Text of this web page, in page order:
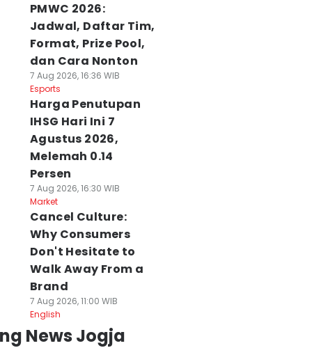
PMWC 2026:
Jadwal, Daftar Tim,
Format, Prize Pool,
dan Cara Nonton
7 Aug 2026, 16:36 WIB
Esports
Harga Penutupan
IHSG Hari Ini 7
Agustus 2026,
Melemah 0.14
Persen
7 Aug 2026, 16:30 WIB
Market
Cancel Culture:
Why Consumers
Don't Hesitate to
Walk Away From a
Brand
7 Aug 2026, 11:00 WIB
English
News Jogja